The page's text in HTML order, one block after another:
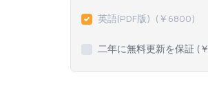
英語(PDF版) (￥ 6800)
二年に無料更新を保証 (￥